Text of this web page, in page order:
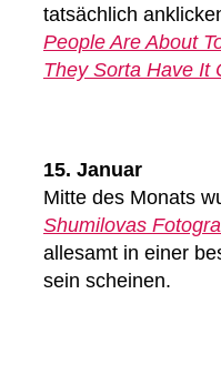
tatsächlich
People Are About
They Sorta Have It
15. Januar
Mitte des Monats
Shumilovas
allesamt in einer
sein scheinen.